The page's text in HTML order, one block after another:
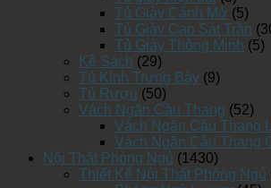
Tủ Giày Cánh Mở (5)
Tủ Giày Cao Sát Trần
Tủ Giày Thông Minh (5)
Kệ Sách (29)
Tủ Kính Trưng Bày (9)
Tủ Rượu (50)
Vách Ngăn Cầu Thang (52)
Vách Ngăn Cầu Thang
Vách Ngăn Cầu Thang
Nội Thất Phòng Ngủ (1430)
Thiết Kế Nội Thất Phòng Ngủ